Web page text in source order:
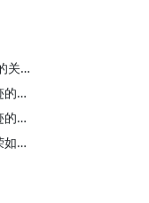
周其仁：中国奇迹的奥秘与续写奇迹的关键
周其仁：“中国奇迹”的逻辑与续写奇迹的关键
周其仁：“中国奇迹”的奥秘与续写奇迹的关键
潘向东演讲预告：“中国奇迹”下的繁荣如何延续？